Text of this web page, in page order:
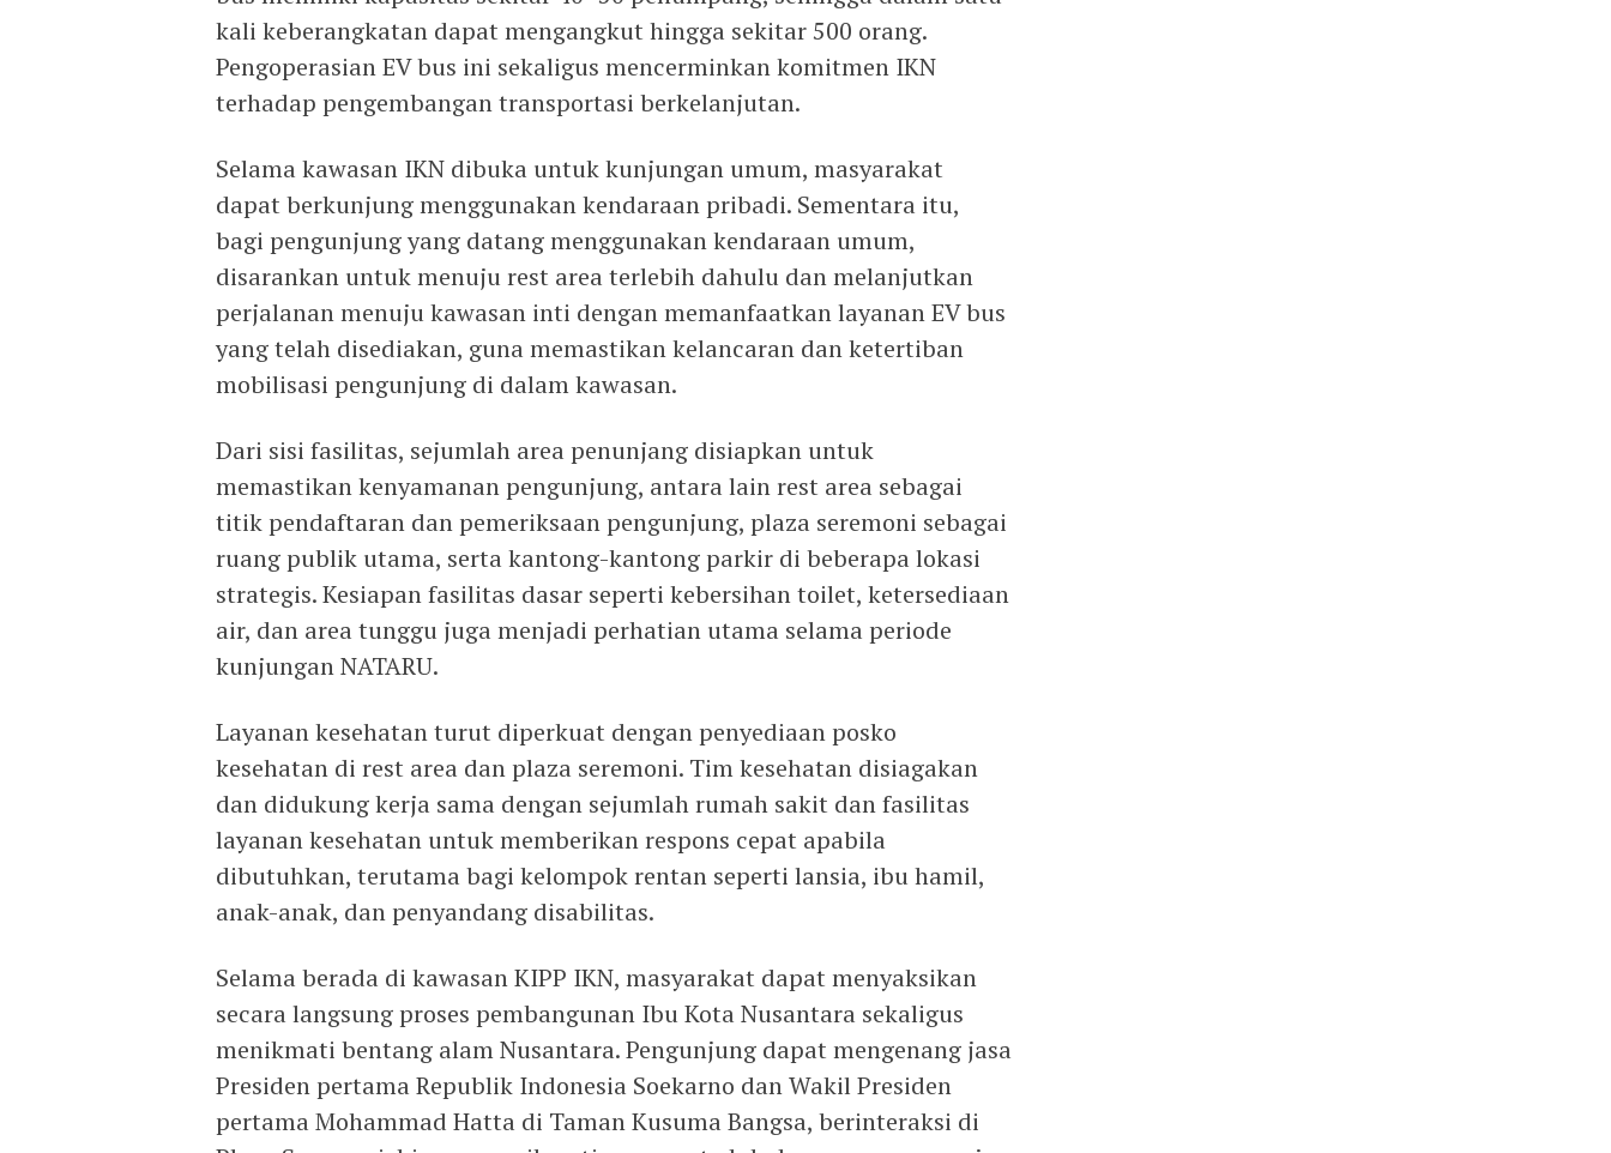
kali keberangkatan dapat mengangkut hingga sekitar 500 orang.
Pengoperasian EV bus ini sekaligus mencerminkan komitmen IKN
terhadap pengembangan transportasi berkelanjutan.
Selama kawasan IKN dibuka untuk kunjungan umum, masyarakat
dapat berkunjung menggunakan kendaraan pribadi. Sementara itu,
bagi pengunjung yang datang menggunakan kendaraan umum,
disarankan untuk menuju rest area terlebih dahulu dan melanjutkan
perjalanan menuju kawasan inti dengan memanfaatkan layanan EV bus
yang telah disediakan, guna memastikan kelancaran dan ketertiban
mobilisasi pengunjung di dalam kawasan.
Dari sisi fasilitas, sejumlah area penunjang disiapkan untuk
memastikan kenyamanan pengunjung, antara lain rest area sebagai
titik pendaftaran dan pemeriksaan pengunjung, plaza seremoni sebagai
ruang publik utama, serta kantong-kantong parkir di beberapa lokasi
strategis. Kesiapan fasilitas dasar seperti kebersihan toilet, ketersediaan
air, dan area tunggu juga menjadi perhatian utama selama periode
kunjungan NATARU.
Layanan kesehatan turut diperkuat dengan penyediaan posko
kesehatan di rest area dan plaza seremoni. Tim kesehatan disiagakan
dan didukung kerja sama dengan sejumlah rumah sakit dan fasilitas
layanan kesehatan untuk memberikan respons cepat apabila
dibutuhkan, terutama bagi kelompok rentan seperti lansia, ibu hamil,
anak-anak, dan penyandang disabilitas.
Selama berada di kawasan KIPP IKN, masyarakat dapat menyaksikan
secara langsung proses pembangunan Ibu Kota Nusantara sekaligus
menikmati bentang alam Nusantara. Pengunjung dapat mengenang jasa
Presiden pertama Republik Indonesia Soekarno dan Wakil Presiden
pertama Mohammad Hatta di Taman Kusuma Bangsa, berinteraksi di